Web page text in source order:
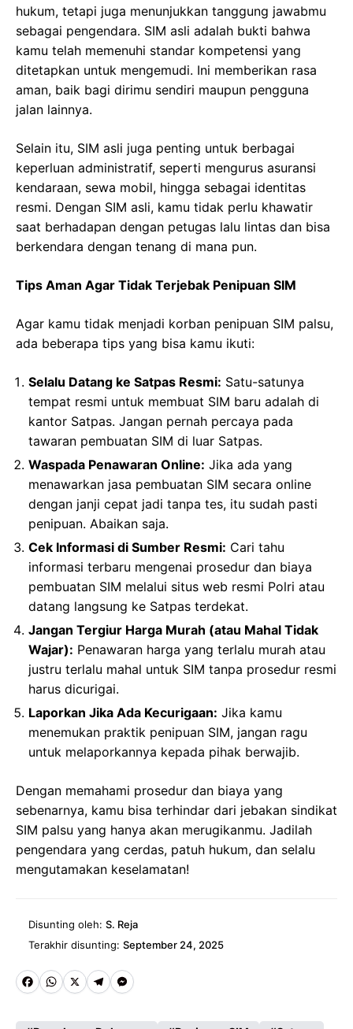
hukum, tetapi juga menunjukkan tanggung jawabmu
sebagai pengendara. SIM asli adalah bukti bahwa
kamu telah memenuhi standar kompetensi yang
ditetapkan untuk mengemudi. Ini memberikan rasa
aman, baik bagi dirimu sendiri maupun pengguna
jalan lainnya.
Selain itu, SIM asli juga penting untuk berbagai
keperluan administratif, seperti mengurus asuransi
kendaraan, sewa mobil, hingga sebagai identitas
resmi. Dengan SIM asli, kamu tidak perlu khawatir
saat berhadapan dengan petugas lalu lintas dan bisa
berkendara dengan tenang di mana pun.
Tips Aman Agar Tidak Terjebak Penipuan SIM
Agar kamu tidak menjadi korban penipuan SIM palsu,
ada beberapa tips yang bisa kamu ikuti:
Selalu Datang ke Satpas Resmi: Satu-satunya
tempat resmi untuk membuat SIM baru adalah di
kantor Satpas. Jangan pernah percaya pada
tawaran pembuatan SIM di luar Satpas.
Waspada Penawaran Online: Jika ada yang
menawarkan jasa pembuatan SIM secara online
dengan janji cepat jadi tanpa tes, itu sudah pasti
penipuan. Abaikan saja.
Cek Informasi di Sumber Resmi: Cari tahu
informasi terbaru mengenai prosedur dan biaya
pembuatan SIM melalui situs web resmi Polri atau
datang langsung ke Satpas terdekat.
Jangan Tergiur Harga Murah (atau Mahal Tidak
Wajar): Penawaran harga yang terlalu murah atau
justru terlalu mahal untuk SIM tanpa prosedur resmi
harus dicurigai.
Laporkan Jika Ada Kecurigaan: Jika kamu
menemukan praktik penipuan SIM, jangan ragu
untuk melaporkannya kepada pihak berwajib.
Dengan memahami prosedur dan biaya yang
sebenarnya, kamu bisa terhindar dari jebakan sindikat
SIM palsu yang hanya akan merugikanmu. Jadilah
pengendara yang cerdas, patuh hukum, dan selalu
mengutamakan keselamatan!
Disunting oleh: S. Reja
Terakhir disunting: September 24, 2025
Fa W
X
Te M